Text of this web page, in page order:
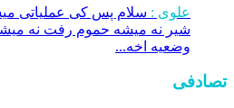
علوی : سلام پس کی عملیاتی
شیر نه میشه حموم رفت نه
وضعیه اخه...
تصادفی